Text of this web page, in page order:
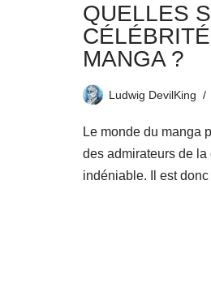
QUELLES
MANGA ?
Ludwig DevilKing
Le monde du manga
des admirateurs de la
indéniable. Il est